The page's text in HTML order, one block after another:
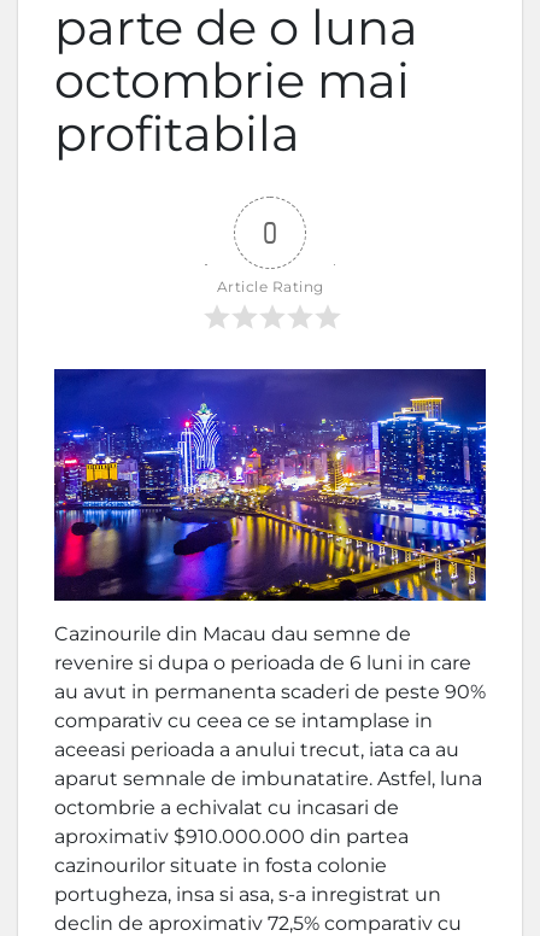
parte de o luna
octombrie mai
profitabila
0
Article Rating
Cazinourile din Macau dau semne de
revenire si dupa o perioada de 6 luni in care
au avut in permanenta scaderi de peste 90%
comparativ cu ceea ce se intamplase in
aceeasi perioada a anului trecut, iata ca au
aparut semnale de imbunatatire. Astfel, luna
octombrie a echivalat cu incasari de
aproximativ $910.000.000 din partea
cazinourilor situate in fosta colonie
portugheza, insa si asa, s-a inregistrat un
declin de aproximativ 72,5% comparativ cu